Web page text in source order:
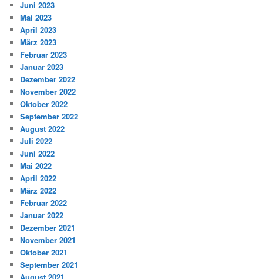
Juni 2023
Mai 2023
April 2023
März 2023
Februar 2023
Januar 2023
Dezember 2022
November 2022
Oktober 2022
September 2022
August 2022
Juli 2022
Juni 2022
Mai 2022
April 2022
März 2022
Februar 2022
Januar 2022
Dezember 2021
November 2021
Oktober 2021
September 2021